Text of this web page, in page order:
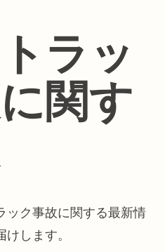
ラッ
関す
ック事故に関する最新情
します。